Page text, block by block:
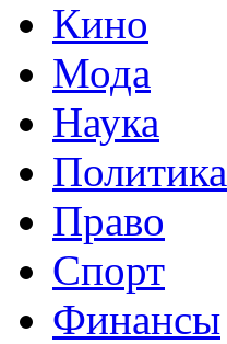
Кино
Мода
Наука
Политика
Право
Спорт
Финансы